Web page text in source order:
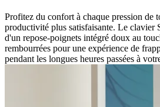
Profitez du confort à chaque pression de
productivité plus satisfaisante. Le clavier
d'un repose-poignets intégré doux au
rembourrées pour une expérience de
pendant les longues heures passées à